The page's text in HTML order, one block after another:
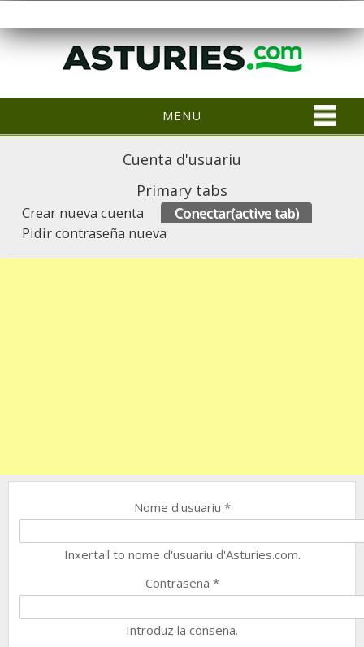
MENU
Cuenta d'usuariu
Primary tabs
Crear nueva cuenta Conectar(active tab)
Pidir contraseña nueva
Nome d'usuariu *
Inxerta'l to nome d'usuariu d'Asturies.com.
Contraseña *
Introduz la conseña.